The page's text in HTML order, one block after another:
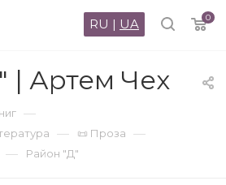
0
RU | UA
| Артем Чех
—
— 📜 Проза —
— Район "Д"